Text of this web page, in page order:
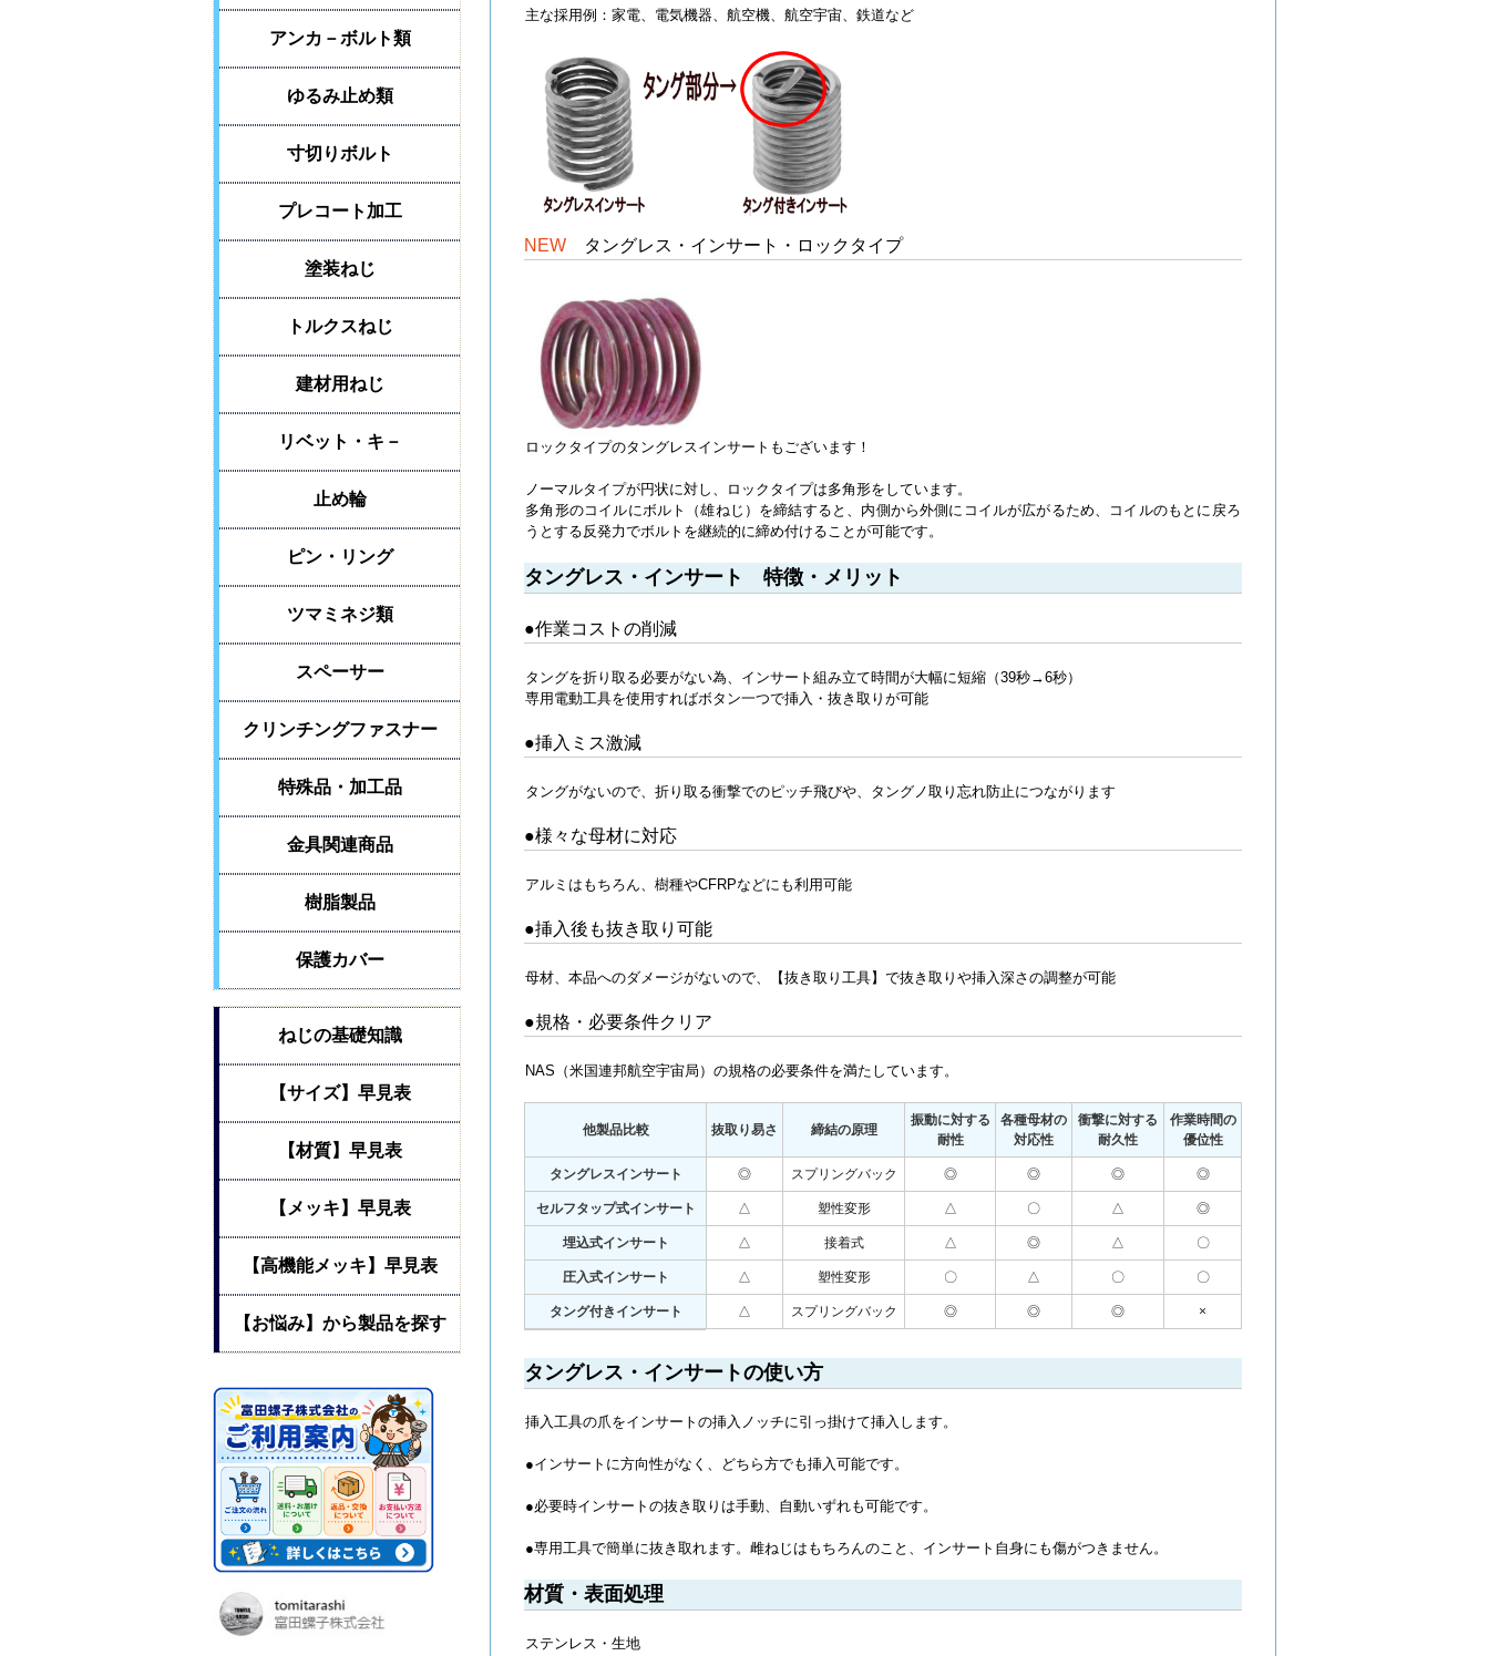
主な採用例：家電、電気機器、航空機、航空宇宙、鉄道など
NEW タングレス・インサート・ロックタイプ
ロックタイプのタングレスインサートもございます！
ノーマルタイプが円状に対し、ロックタイプは多角形をしています。
多角形のコイルにボルト（雄ねじ）を締結すると、内側から外側にコイルが広がるため、コイルのもとに戻ろ
うとする反発力でボルトを継続的に締め付けることが可能です。
タングレス・インサート 特徴・メリット
●作業コストの削減
タングを折り取る必要がない為、インサート組み立て時間が大幅に短縮（39秒→6秒）
専用電動工具を使用すればボタン一つで挿入・抜き取りが可能
●挿入ミス激減
タングがないので、折り取る衝撃でのピッチ飛びや、タングノ取り忘れ防止につながります
●様々な母材に対応
アルミはもちろん、樹種やCFRPなどにも利用可能
●挿入後も抜き取り可能
母材、本品へのダメージがないので、【抜き取り工具】で抜き取りや挿入深さの調整が可能
●規格・必要条件クリア
NAS（米国連邦航空宇宙局）の規格の必要条件を満たしています。
他製品比較 抜取り易さ 締結の原理
振動に対する
耐性
各種母材の
対応性
衝撃に対する
耐久性
作業時間の
優位性
タングレスインサート ◎ スプリングバック ◎ ◎ ◎ ◎
セルフタップ式インサート △ 塑性変形 △ 〇 △ ◎
埋込式インサート △ 接着式 △ ◎ △ 〇
圧入式インサート △ 塑性変形 〇 △ 〇 〇
タング付きインサート △ スプリングバック ◎ ◎ ◎ ×
タングレス・インサートの使い方
挿入工具の爪をインサートの挿入ノッチに引っ掛けて挿入します。
●インサートに方向性がなく、どちら方でも挿入可能です。
●必要時インサートの抜き取りは手動、自動いずれも可能です。
●専用工具で簡単に抜き取れます。雌ねじはもちろんのこと、インサート自身にも傷がつきません。
材質・表面処理
ステンレス・生地
アンカ－ボルト類
ゆるみ止め類
寸切りボルト
プレコート加工
塗装ねじ
トルクスねじ
建材用ねじ
リベット・キ－
止め輪
ピン・リング
ツマミネジ類
スペーサー
クリンチングファスナー
特殊品・加工品
金具関連商品
樹脂製品
保護カバー
ねじの基礎知識
【サイズ】早見表
【材質】早見表
【メッキ】早見表
【高機能メッキ】早見表
【お悩み】から製品を探す